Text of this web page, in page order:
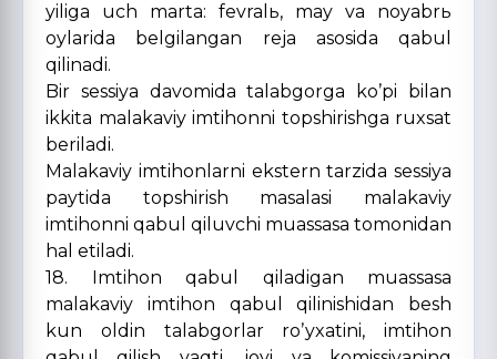
yiliga uch marta: fevralь, may va noyabrь
oylarida belgilangan reja asosida qabul
qilinadi.
Bir sessiya davomida talabgorga koʼpi bilan
ikkita malakaviy imtihonni topshirishga ruxsat
beriladi.
Malakaviy imtihonlarni ekstern tarzida sessiya
paytida topshirish masalasi malakaviy
imtihonni qabul qiluvchi muassasa tomonidan
hal etiladi.
18. Imtihon qabul qiladigan muassasa
malakaviy imtihon qabul qilinishidan besh
kun oldin talabgorlar roʼyxatini, imtihon